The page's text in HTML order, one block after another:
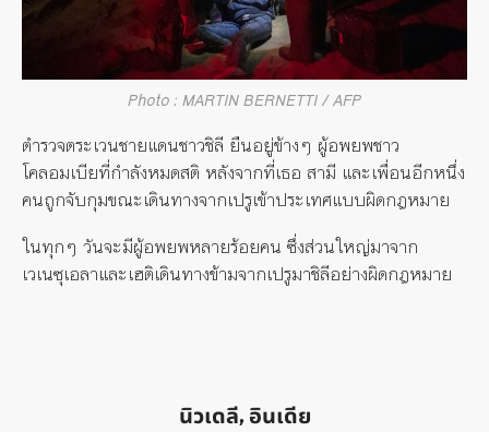
Photo : MARTIN BERNETTI / AFP
ตำรวจตระเวนชายแดนชาวชิลี ยืนอยู่ข้างๆ ผู้อพยพชาว
โคลอมเบียที่กำลังหมดสติ หลังจากที่เธอ สามี และเพื่อนอีกหนึ่ง
คนถูกจับกุมขณะเดินทางจากเปรูเข้าประเทศแบบผิดกฎหมาย
ในทุกๆ วันจะมีผู้อพยพหลายร้อยคน ซึ่งส่วนใหญ่มาจาก
เวเนซุเอลาและเฮติเดินทางข้ามจากเปรูมาชิลีอย่างผิดกฎหมาย
นิวเดลี, อินเดีย